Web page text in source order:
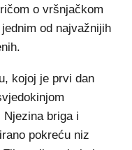
o vršnjačkom
od najvažnijih
kojoj je prvi dan
briga i
pokreću niz